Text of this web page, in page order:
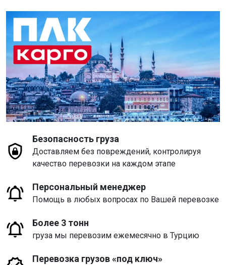
Безопасность груза
Доставляем без повреждений, контролируя
качество перевозки на каждом этапе
Персональный менеджер
Помощь в любых вопросах по Вашей перевозке
Более 3 тонн
груза мы перевозим ежемесячно в Турцию
Перевозка грузов «под ключ»